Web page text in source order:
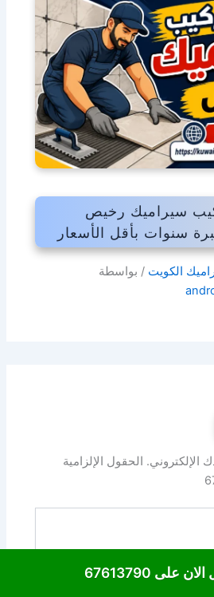
سيراميك رخيص
الكويت / بواسطة
الإلكتروني.
الحقول الإلزامية
على 67613790